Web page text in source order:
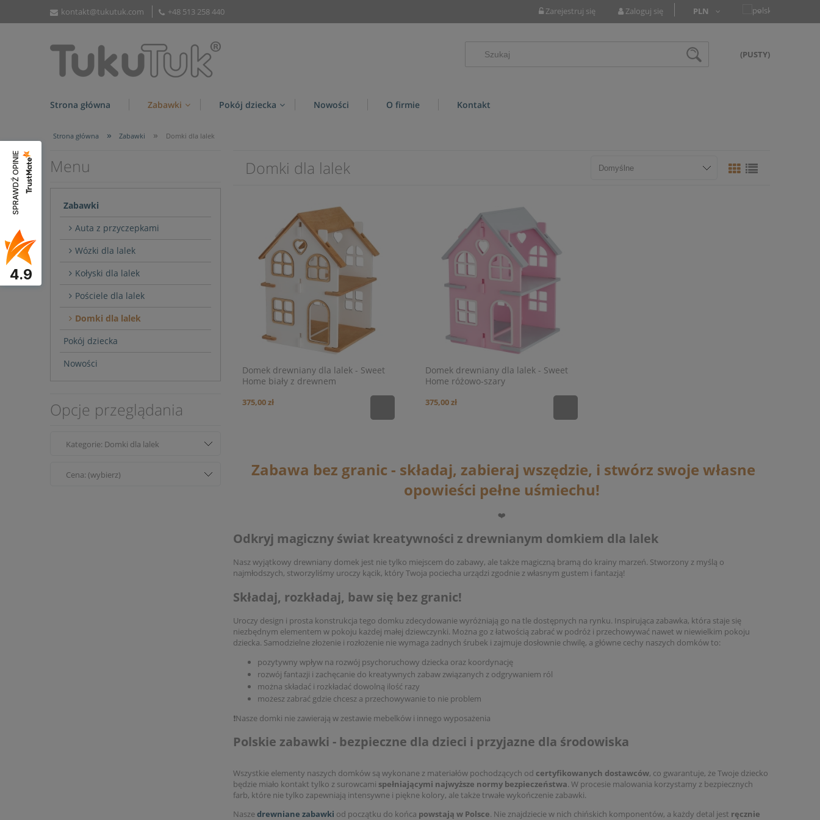
kontakt@tukutuk.com +48 513 258 440 Zarejestruj się Zaloguj się
(PUSTY)
Strona główna Zabawki Pokój dziecka Nowości O firmie Kontakt
Strona główna » Zabawki » Domki dla lalek
Menu
Zabawki
Auta z przyczepkami
Wózki dla lalek
Kołyski dla lalek
Pościele dla lalek
Domki dla lalek
Pokój dziecka
Nowości
Opcje przeglądania
Kategorie: Domki dla lalek
Cena: (wybierz)
Domki dla lalek
Domek drewniany dla lalek - Sweet
Home biały z drewnem
375,00 zł
Domek drewniany dla lalek - Sweet
Home różowo-szary
375,00 zł
Zabawa bez granic - składaj, zabieraj wszędzie, i stwórz swoje własne
opowieści pełne uśmiechu!
❤️
Odkryj magiczny świat kreatywności z drewnianym domkiem dla lalek
Nasz wyjątkowy drewniany domek jest nie tylko miejscem do zabawy, ale także magiczną bramą do krainy marzeń. Stworzony z myślą o
najmłodszych, stworzyliśmy uroczy kącik, który Twoja pociecha urządzi zgodnie z własnym gustem i fantazją!
Składaj, rozkładaj, baw się bez granic!
Uroczy design i prosta konstrukcja tego domku zdecydowanie wyróżniają go na tle dostępnych na rynku. Inspirująca zabawka, która staje się
niezbędnym elementem w pokoju każdej małej dziewczynki. Można go z łatwością zabrać w podróż i przechowywać nawet w niewielkim pokoju
dziecka. Samodzielne złożenie i rozłożenie nie wymaga żadnych śrubek i zajmuje dosłownie chwilę, a główne cechy naszych domków to:
pozytywny wpływ na rozwój psychoruchowy dziecka oraz koordynację
rozwój fantazji i zachęcanie do kreatywnych zabaw związanych z odgrywaniem ról
można składać i rozkładać dowolną ilość razy
możesz zabrać gdzie chcesz a przechowywanie to nie problem
❗Nasze domki nie zawierają w zestawie mebelków i innego wyposażenia
Polskie zabawki - bezpieczne dla dzieci i przyjazne dla środowiska
Wszystkie elementy naszych domków są wykonane z materiałów pochodzących od certyfikowanych dostawców, co gwarantuje, że Twoje dziecko
będzie miało kontakt tylko z surowcami spełniającymi najwyższe normy bezpieczeństwa. W procesie malowania korzystamy z bezpiecznych
farb, które nie tylko zapewniają intensywne i piękne kolory, ale także trwałe wykończenie zabawki.
Naszedrewniane zabawki od początku do końca powstają w Polsce. Nie znajdziecie w nich chińskich komponentów, a każdy detal jest ręcznie
SPRAWDŹ OPINIE
4.9